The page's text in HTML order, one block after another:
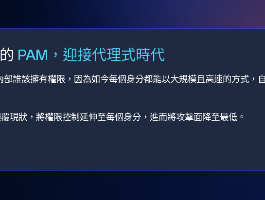
PAM，迎接代理式時代
部誰該擁有權限，因為如今每個身分都能以大規模且高速的方式，
現狀，將權限控制延伸至每個身分，進而將攻擊面降至最低。